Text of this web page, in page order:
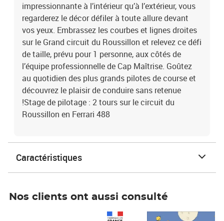
impressionnante à l’intérieur qu’à l’extérieur, vous
regarderez le décor défiler à toute allure devant
vos yeux. Embrassez les courbes et lignes droites
sur le Grand circuit du Roussillon et relevez ce défi
de taille, prévu pour 1 personne, aux côtés de
l’équipe professionnelle de Cap Maîtrise. Goûtez
au quotidien des plus grands pilotes de course et
découvrez le plaisir de conduire sans retenue
!Stage de pilotage : 2 tours sur le circuit du
Roussillon en Ferrari 488
Caractéristiques
Nos clients ont aussi consulté
Prix 7,50€